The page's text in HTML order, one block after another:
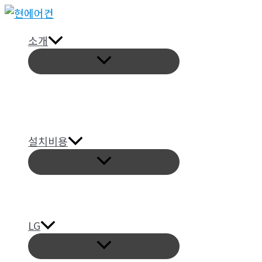
콘
소개
메
뉴
토
설치비용
메
뉴
토
LG
메
뉴